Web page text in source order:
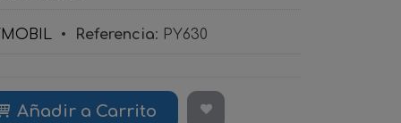
• Referencia: PY630
Añadir a Carrito